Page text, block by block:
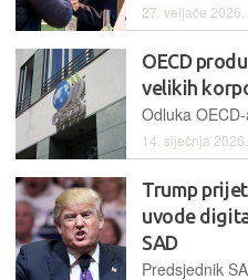
27. veljače 2026.
OECD
velikih
14. siječnja 2026.
Trump
uvode
SAD